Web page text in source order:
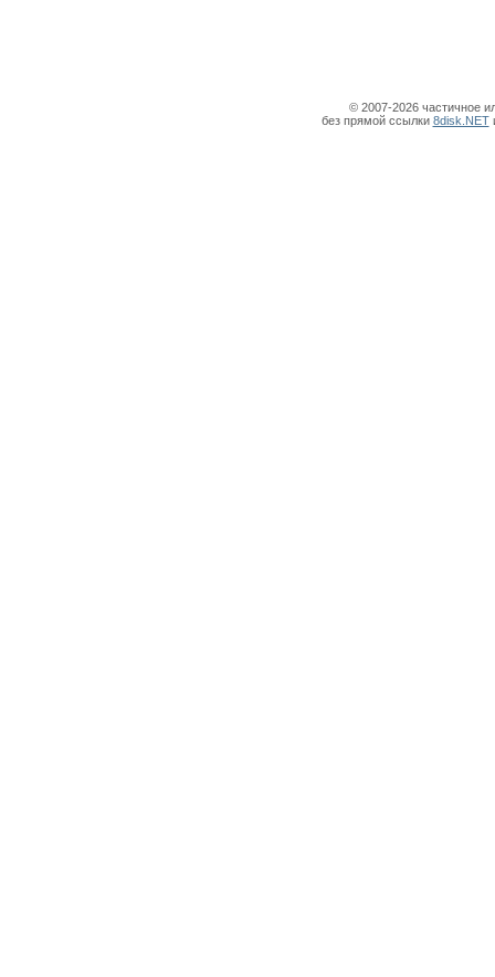
© 2007-2026 частичное
без прямой ссылки 8disk.NET